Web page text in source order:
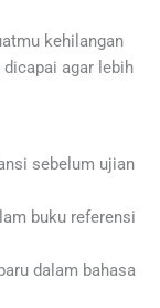
kehilangan
agar lebih
sebelum ujian
buku referensi
dalam bahasa